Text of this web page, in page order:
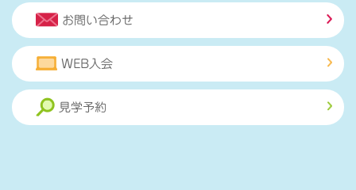
お問い合わせ
WEB入会
見学予約